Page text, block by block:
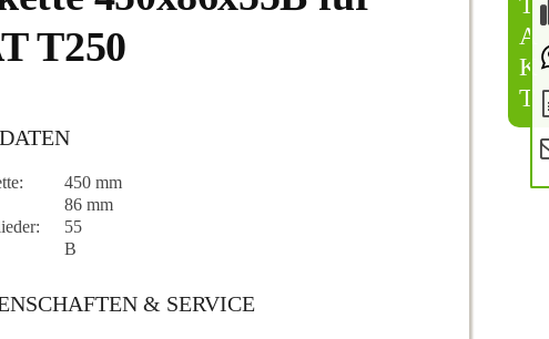
A
K
T
T250
450 mm
86 mm
55
B
& SERVICE